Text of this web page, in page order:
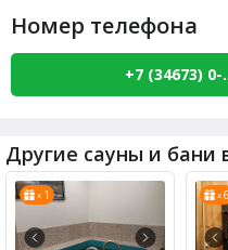
Номер телефона
+7 (34673) 0-
Другие сауны и бани
x 1 x6